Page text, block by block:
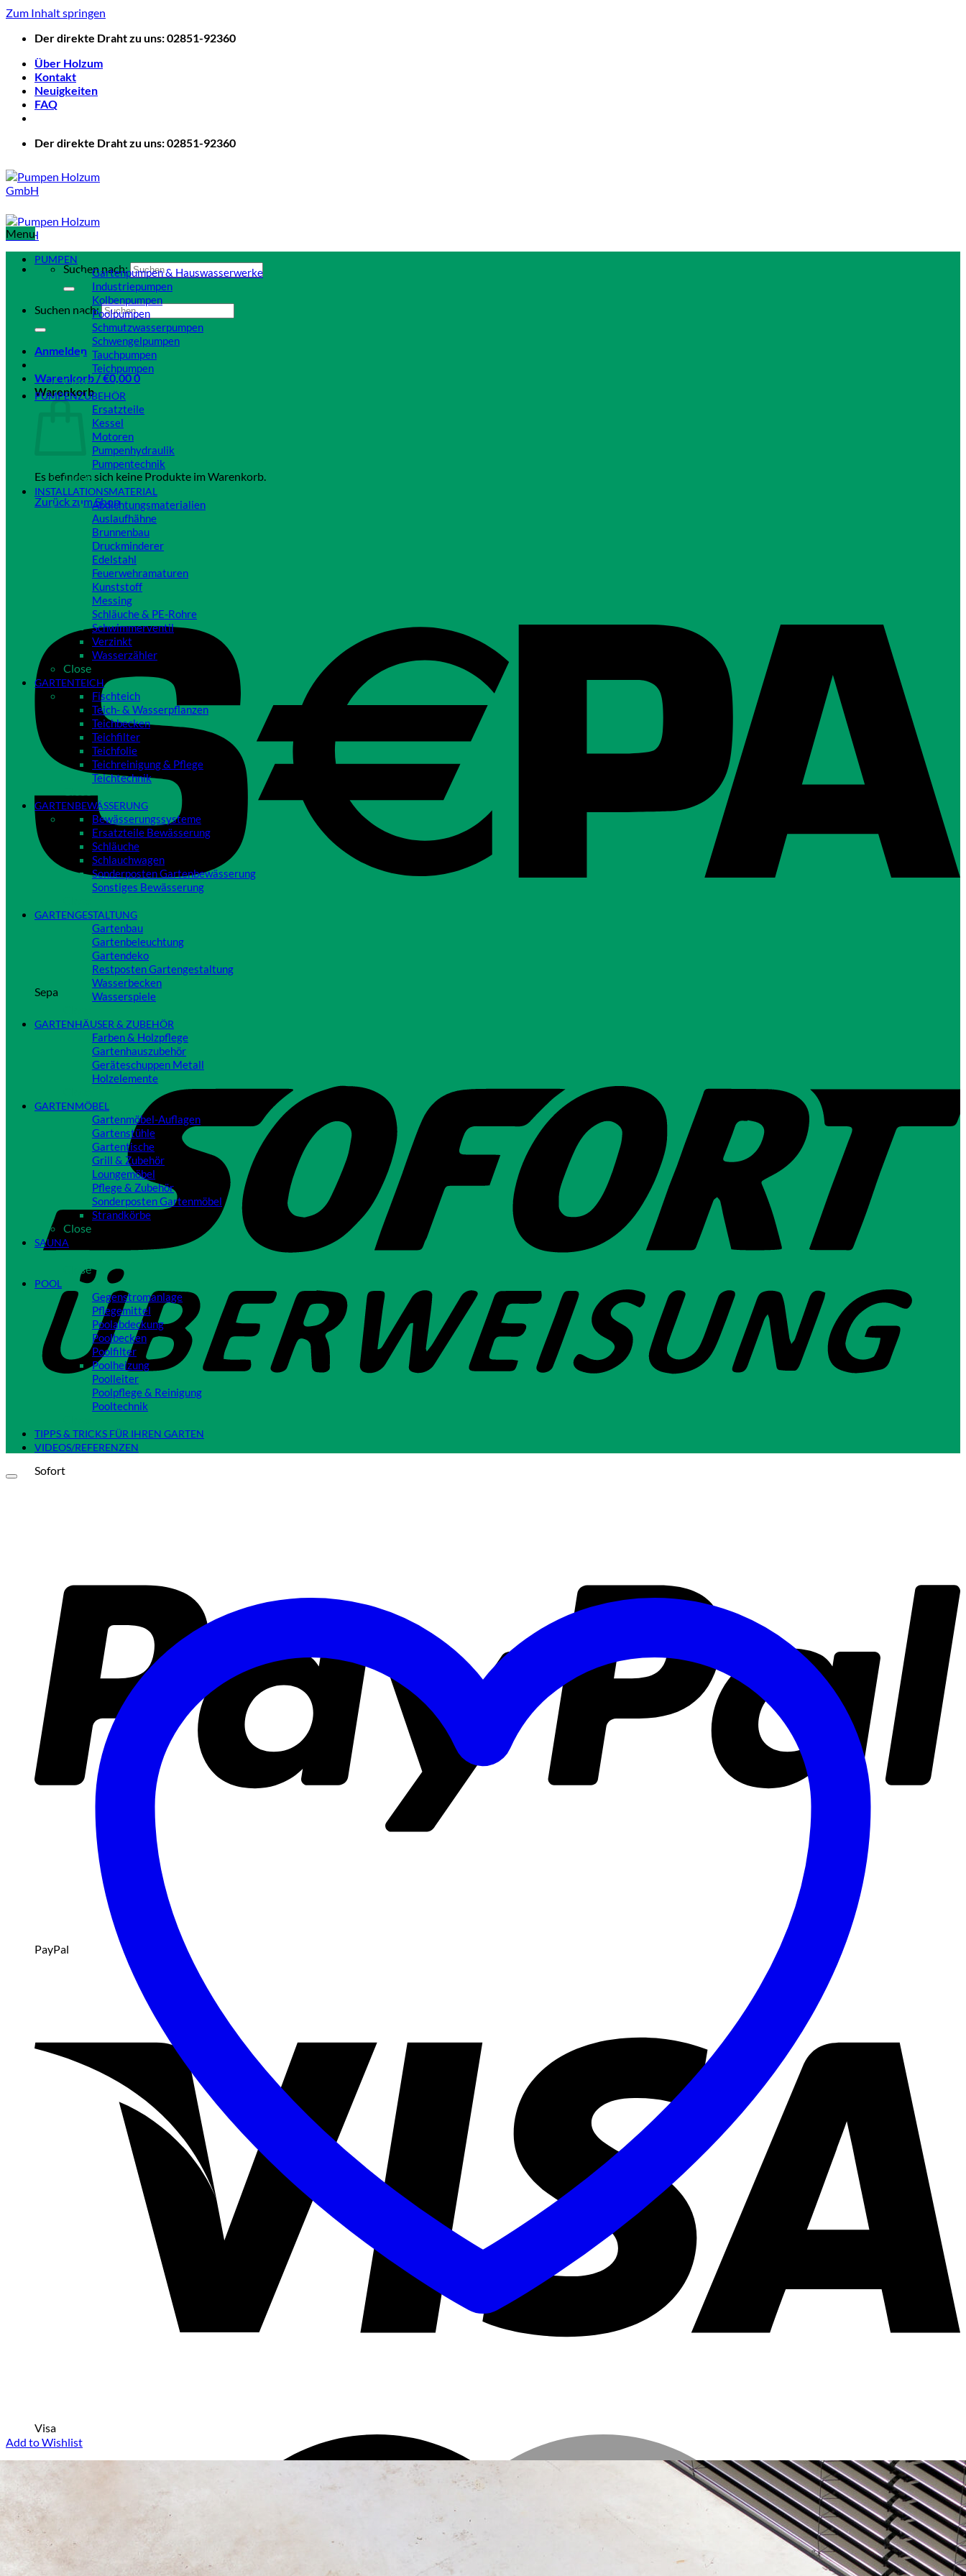
Zum Inhalt springen
Der direkte Draht zu uns: 02851-92360
Über Holzum
Kontakt
Neuigkeiten
FAQ
Der direkte Draht zu uns: 02851-92360
Suchen nach:
Suchen nach:
Anmelden
Warenkorb /€0,000
Warenkorb
Es befinden sich keine Produkte im Warenkorb.
Zurück zum Shop
Sepa
Sofort
PayPal
Visa
Menu
PUMPEN
Gartenpumpen & Hauswasserwerke
Industriepumpen
Kolbenpumpen
Poolpumpen
Schmutzwasserpumpen
Schwengelpumpen
Tauchpumpen
Teichpumpen
Close
PUMPENZUBEHÖR
Ersatzteile
Kessel
Motoren
Pumpenhydraulik
Pumpentechnik
Close
INSTALLATIONSMATERIAL
Abdichtungsmaterialien
Auslaufhähne
Brunnenbau
Druckminderer
Edelstahl
Feuerwehramaturen
Kunststoff
Messing
Schläuche & PE-Rohre
Schwimmerventil
Verzinkt
Wasserzähler
Close
GARTENTEICH
Fischteich
Teich- & Wasserpflanzen
Teichbecken
Teichfilter
Teichfolie
Teichreinigung & Pflege
Teichtechnik
GARTENBEWÄSSERUNG
Bewässerungssysteme
Ersatzteile Bewässerung
Schläuche
Schlauchwagen
Sonderposten Gartenbewässerung
Sonstiges Bewässerung
GARTENGESTALTUNG
Gartenbau
Gartenbeleuchtung
Gartendeko
Restposten Gartengestaltung
Wasserbecken
Wasserspiele
GARTENHÄUSER & ZUBEHÖR
Farben & Holzpflege
Gartenhauszubehör
Geräteschuppen Metall
Holzelemente
GARTENMÖBEL
Gartenmöbel-Auflagen
Gartenstühle
Gartentische
Grill & Zubehör
Loungemöbel
Pflege & Zubehör
Sonderposten Gartenmöbel
Strandkörbe
Close
SAUNA
Close
POOL
Gegenstromanlage
Pflegemittel
Poolabdeckung
Poolbecken
Poolfilter
Poolheizung
Poolleiter
Poolpflege & Reinigung
Pooltechnik
TIPPS & TRICKS FÜR IHREN GARTEN
VIDEOS/REFERENZEN
Add to Wishlist